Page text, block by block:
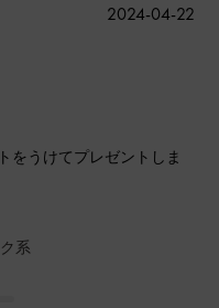
をうけてプレゼントしま
系
公
2024-04-22